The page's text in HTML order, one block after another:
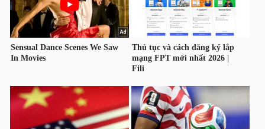
PHIẾU
ĐẦU